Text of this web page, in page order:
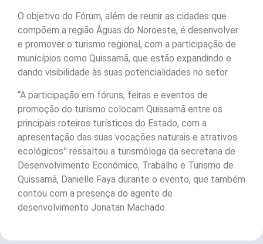
O objetivo do Fórum, além de reunir as cidades que
compõem a região Águas do Noroeste, é desenvolver
e promover o turismo regional, com a participação de
municípios como Quissamã, que estão expandindo e
dando visibilidade às suas potencialidades no setor.
“A participação em fóruns, feiras e eventos de
promoção do turismo colocam Quissamã entre os
principais roteiros turísticos do Estado, com a
apresentação das suas vocações naturais e atrativos
ecológicos” ressaltou a turismóloga da secretaria de
Desenvolvimento Econômico, Trabalho e Turismo de
Quissamã, Danielle Faya durante o evento, que também
contou com a presença do agente de
desenvolvimento Jonatan Machado.